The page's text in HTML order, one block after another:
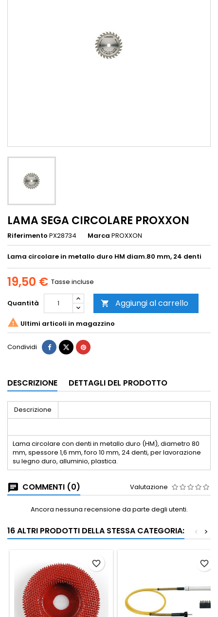
LAMA SEGA CIRCOLARE PROXXON
Riferimento PX28734 Marca PROXXON
Lama circolare in metallo duro HM diam.80 mm, 24 denti
19,50 € Tasse incluse
Quantità  Aggiungi al carrello
 Ultimi articoli in magazzino
Condividi
DESCRIZIONE DETTAGLI DEL PRODOTTO
Descrizione
Lama circolare con denti in metallo duro (HM), diametro 80
mm, spessore 1,6 mm, foro 10 mm, 24 denti, per lavorazione
su legno duro, alluminio, plastica.
COMMENTI (0) Valutazione
Ancora nessuna recensione da parte degli utenti.
16 ALTRI PRODOTTI DELLA STESSA CATEGORIA: >
<
favorite_border favorite_border